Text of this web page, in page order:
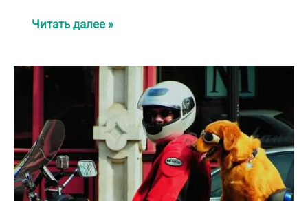
Темная
улыбок
наркотики
в
Таиланде:
актуализация
2025
Читать далее »